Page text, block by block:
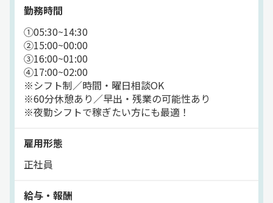
私生活も充実できます。
できるだけ希望休も
取れるように配慮しています。
勤務時間
①05:30~14:30
②15:00~00:00
③16:00~01:00
④17:00~02:00
※シフト制／時間・曜日相談OK
※60分休憩あり／早出・残業の可能性あり
※夜勤シフトで稼ぎたい方にも最適！
雇用形態
正社員
給与・報酬